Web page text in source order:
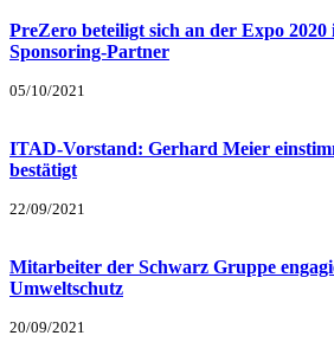
PreZero beteiligt sich an der Expo 2020
Sponsoring-Partner
05/10/2021
ITAD-Vorstand: Gerhard Meier
bestätigt
22/09/2021
Mitarbeiter der Schwarz Gruppe
Umweltschutz
20/09/2021